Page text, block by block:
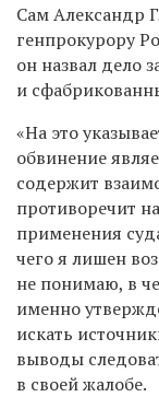
Сам Александр
генпрокурору
он назвал дело
и
«На это
обвинение
содержит
противоречит
применения
чего я лишен
не понимаю, в
именно
искать
выводы
в своей жалобе.